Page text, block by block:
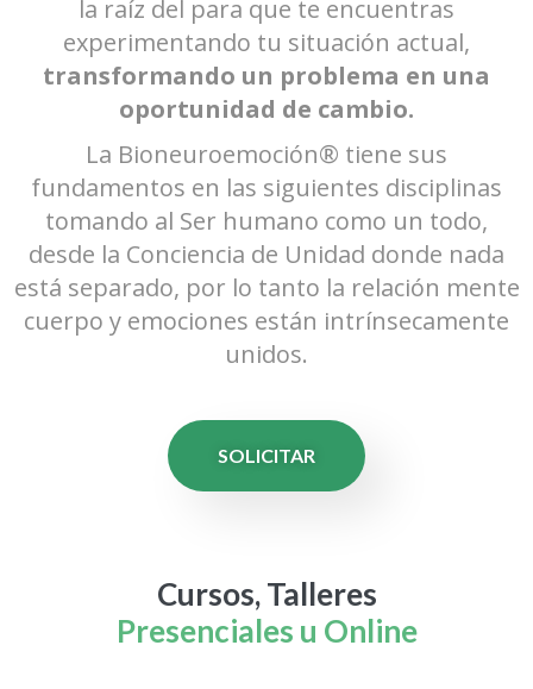
la raíz del para que te encuentras
experimentando tu situación actual,
transformando un problema en una
oportunidad de cambio.
La Bioneuroemoción® tiene sus
fundamentos en las siguientes disciplinas
tomando al Ser humano como un todo,
desde la Conciencia de Unidad donde nada
está separado, por lo tanto la relación mente
cuerpo y emociones están intrínsecamente
unidos.
SOLICITAR
Cursos, Talleres
Presenciales u Online